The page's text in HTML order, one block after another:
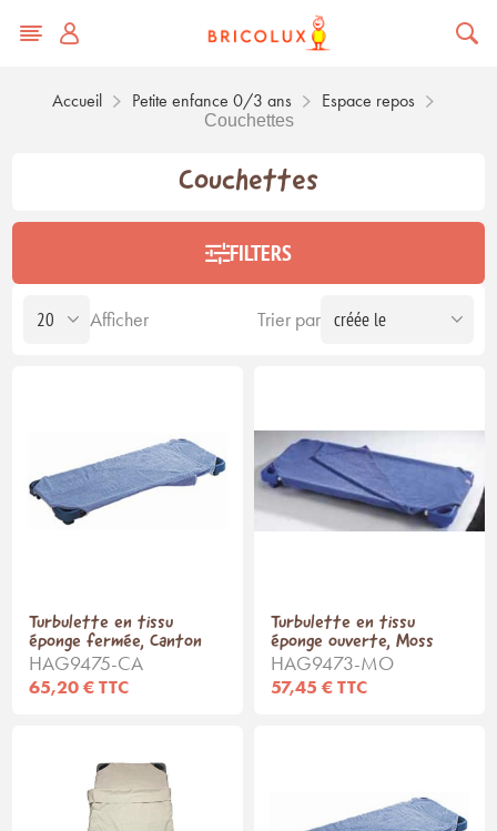
Accueil Petite enfance 0/3 ans Espace repos
Couchettes
Couchettes
FILTERS
Trier par
Afficher
Turbulette en tissu
éponge fermée, Canton
HAG9475-CA
65,20 € TTC
Turbulette en tissu
éponge ouverte, Moss
HAG9473-MO
57,45 € TTC